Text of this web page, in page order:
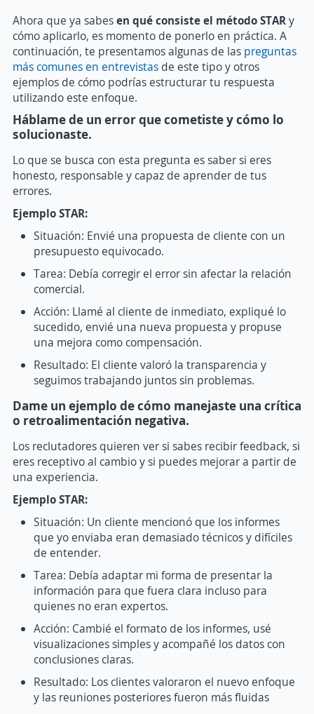
Ahora que ya sabesen qué consiste el método STARy
cómo aplicarlo, es momento de ponerlo en práctica. A
continuación, te presentamos algunas de las preguntas
más comunes en entrevistas de este tipo y otros
ejemplos de cómo podrías estructurar tu respuesta
utilizando este enfoque.
Háblame de un error que cometiste y cómo lo
solucionaste.
Lo que se busca con esta pregunta es saber si eres
honesto, responsable y capaz de aprender de tus
errores.
Ejemplo STAR:
Situación: Envié una propuesta de cliente con un
presupuesto equivocado.
Tarea: Debía corregir el error sin afectar la relación
comercial.
Acción: Llamé al cliente de inmediato, expliqué lo
sucedido, envié una nueva propuesta y propuse
una mejora como compensación.
Resultado: El cliente valoró la transparencia y
seguimos trabajando juntos sin problemas.
Dame un ejemplo de cómo manejaste una crítica
o retroalimentación negativa.
Los reclutadores quieren ver si sabes recibir feedback, si
eres receptivo al cambio y si puedes mejorar a partir de
una experiencia.
Ejemplo STAR:
Situación: Un cliente mencionó que los informes
que yo enviaba eran demasiado técnicos y difíciles
de entender.
Tarea: Debía adaptar mi forma de presentar la
información para que fuera clara incluso para
quienes no eran expertos.
Acción: Cambié el formato de los informes, usé
visualizaciones simples y acompañé los datos con
conclusiones claras.
Resultado: Los clientes valoraron el nuevo enfoque
y las reuniones posteriores fueron más fluidas